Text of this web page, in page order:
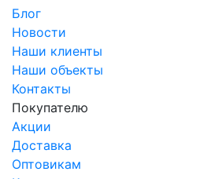
Блог
Новости
Наши клиенты
Наши объекты
Контакты
Покупателю
Акции
Доставка
Оптовикам